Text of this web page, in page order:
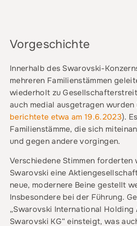
Vorgeschichte
Innerhalb des Swarovski-
mehreren Familienstämmen
wiederholt zu
auch medial ausgetragen wurden
berichtete etwa am 19.6.2023).
Familienstämme, die sich
und gegen andere vorgingen.
Verschiedene Stimmen forderten
Swarovski eine
neue, modernere Beine gestellt
Insbesondere bei der Führung.
„Swarovski International Holding
Swarovski KG“ einsteigt, was